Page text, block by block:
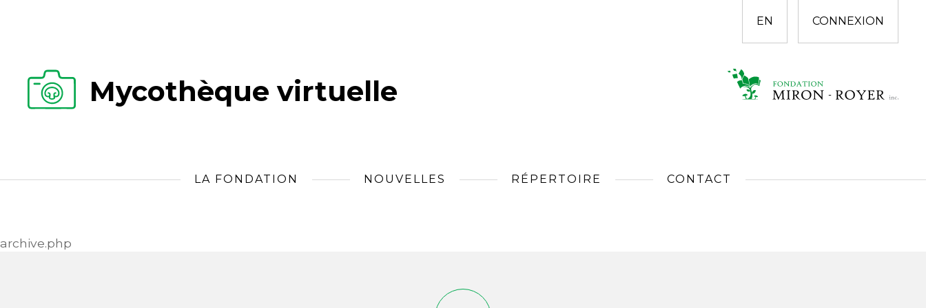
EN CONNEXION
Mycothèque virtuelle
LA FONDATION NOUVELLES RÉPERTOIRE CONTACT
archive.php